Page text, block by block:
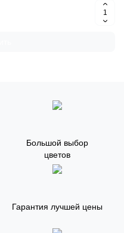
Большой выбор
цветов
Гарантия лучшей цены